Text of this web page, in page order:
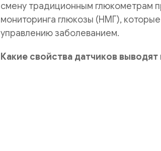
смену традиционным глюкометрам
мониторинга глюкозы (НМГ),
управлению заболеванием.
Какие свойства датчиков